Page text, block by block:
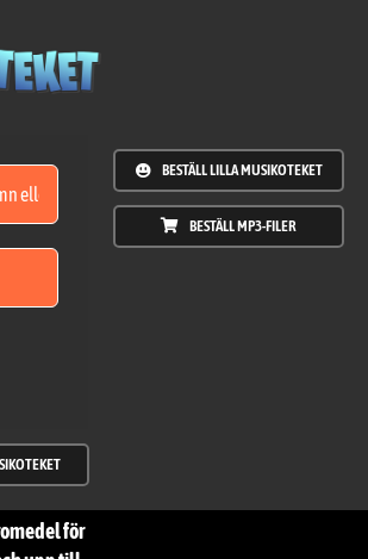
BESTÄLL LILLA MUSIKOTEKET
BESTÄLL MP3-FILER
för